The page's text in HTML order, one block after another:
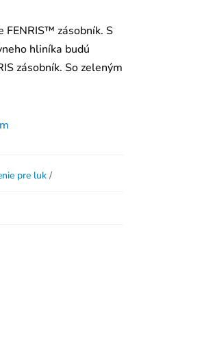
FENRIS™ zásobník. S
hliníka budú
zásobník. So zeleným
pre luk